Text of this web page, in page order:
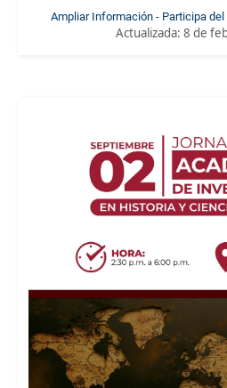
Ampliar Información - Participa del
Internacional
Actualizada: 8 de